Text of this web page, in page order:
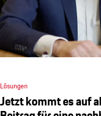
Lösungen
Jetzt kommt es auf